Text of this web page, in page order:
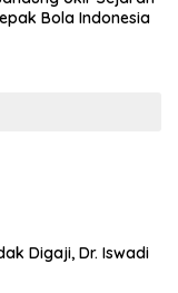
Bola Indonesia
Digaji, Dr. Iswadi